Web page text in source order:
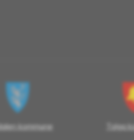
kommune Tolga